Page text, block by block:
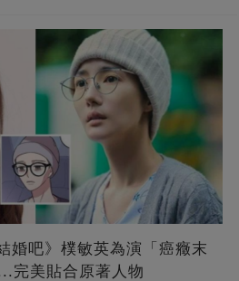
婚吧》樸敏英為演「癌癥末
完美貼合原著人物